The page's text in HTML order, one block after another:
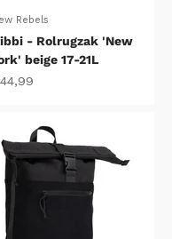
Rebels
- Rolrugzak 'New
beige 17-21L